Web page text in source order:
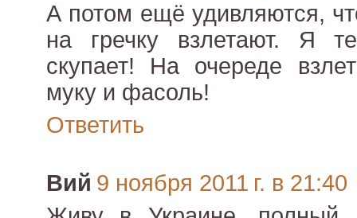
А потом ещё удивляются,
на гречку взлетают. Я
скупает! На очереде
муку и фасоль!
Ответить
Вий 9 ноября 2011 г. в 21:40